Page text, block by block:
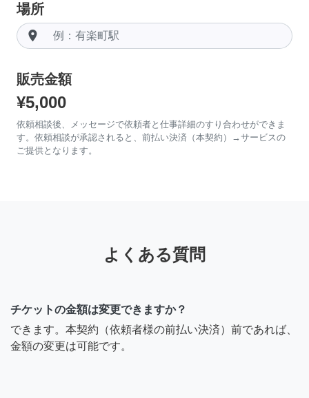
場所
room
販売金額
¥5,000
依頼相談後、メッセージで依頼者と仕事詳細のすり合わせができま
す。依頼相談が承認されると、前払い決済（本契約）→サービスの
ご提供となります。
よくある質問
チケットの金額は変更できますか？
できます。本契約（依頼者様の前払い決済）前であれば、
金額の変更は可能です。